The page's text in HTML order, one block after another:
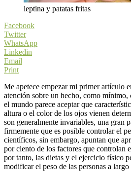
leptina y patatas fritas
Facebook
Twitter
WhatsApp
Linkedin
Email
Print
Me apetece empezar mi primer artículo
atención sobre un hecho, como mínimo,
el mundo parece aceptar que
altura o el color de los ojos vienen
son generalmente invariables, una gran
firmemente que es posible controlar el
científicos, sin embargo, apuntan que
por ciento de los factores que controlan
por tanto, las dietas y el ejercicio físico
modificar el peso de las personas a largo